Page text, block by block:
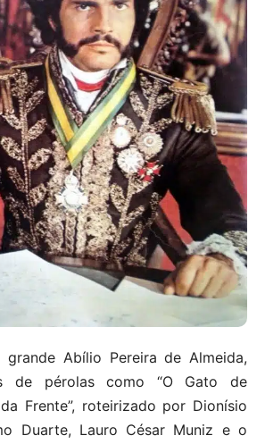
Abílio Pereira de Almeida,
de pérolas como “O Gato de
Frente”, roteirizado por Dionísio
Duarte, Lauro César Muniz e o